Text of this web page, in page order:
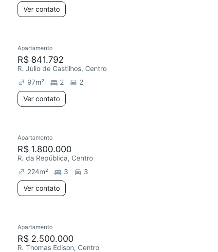
Ver contato
Apartamento
R$ 841.792
R. Júlio de Castilhos, Centro
97m² 2
2
Ver contato
Apartamento
R$ 1.800.000
R. da República, Centro
224m² 3
3
Ver contato
Apartamento
R$ 2.500.000
R. Thomas Edison, Centro